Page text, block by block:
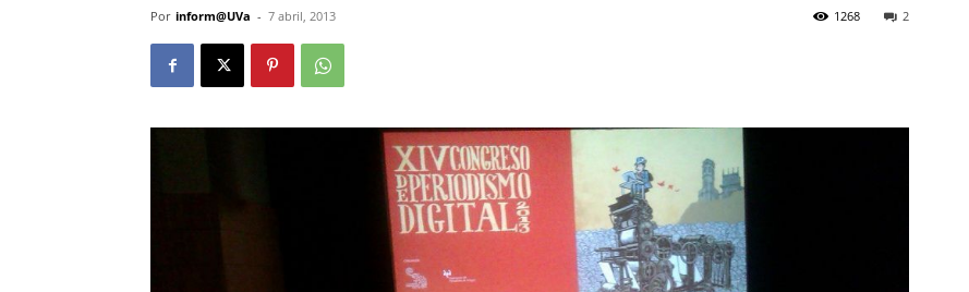
Por inform@UVa - 7 abril, 2013 2
1268